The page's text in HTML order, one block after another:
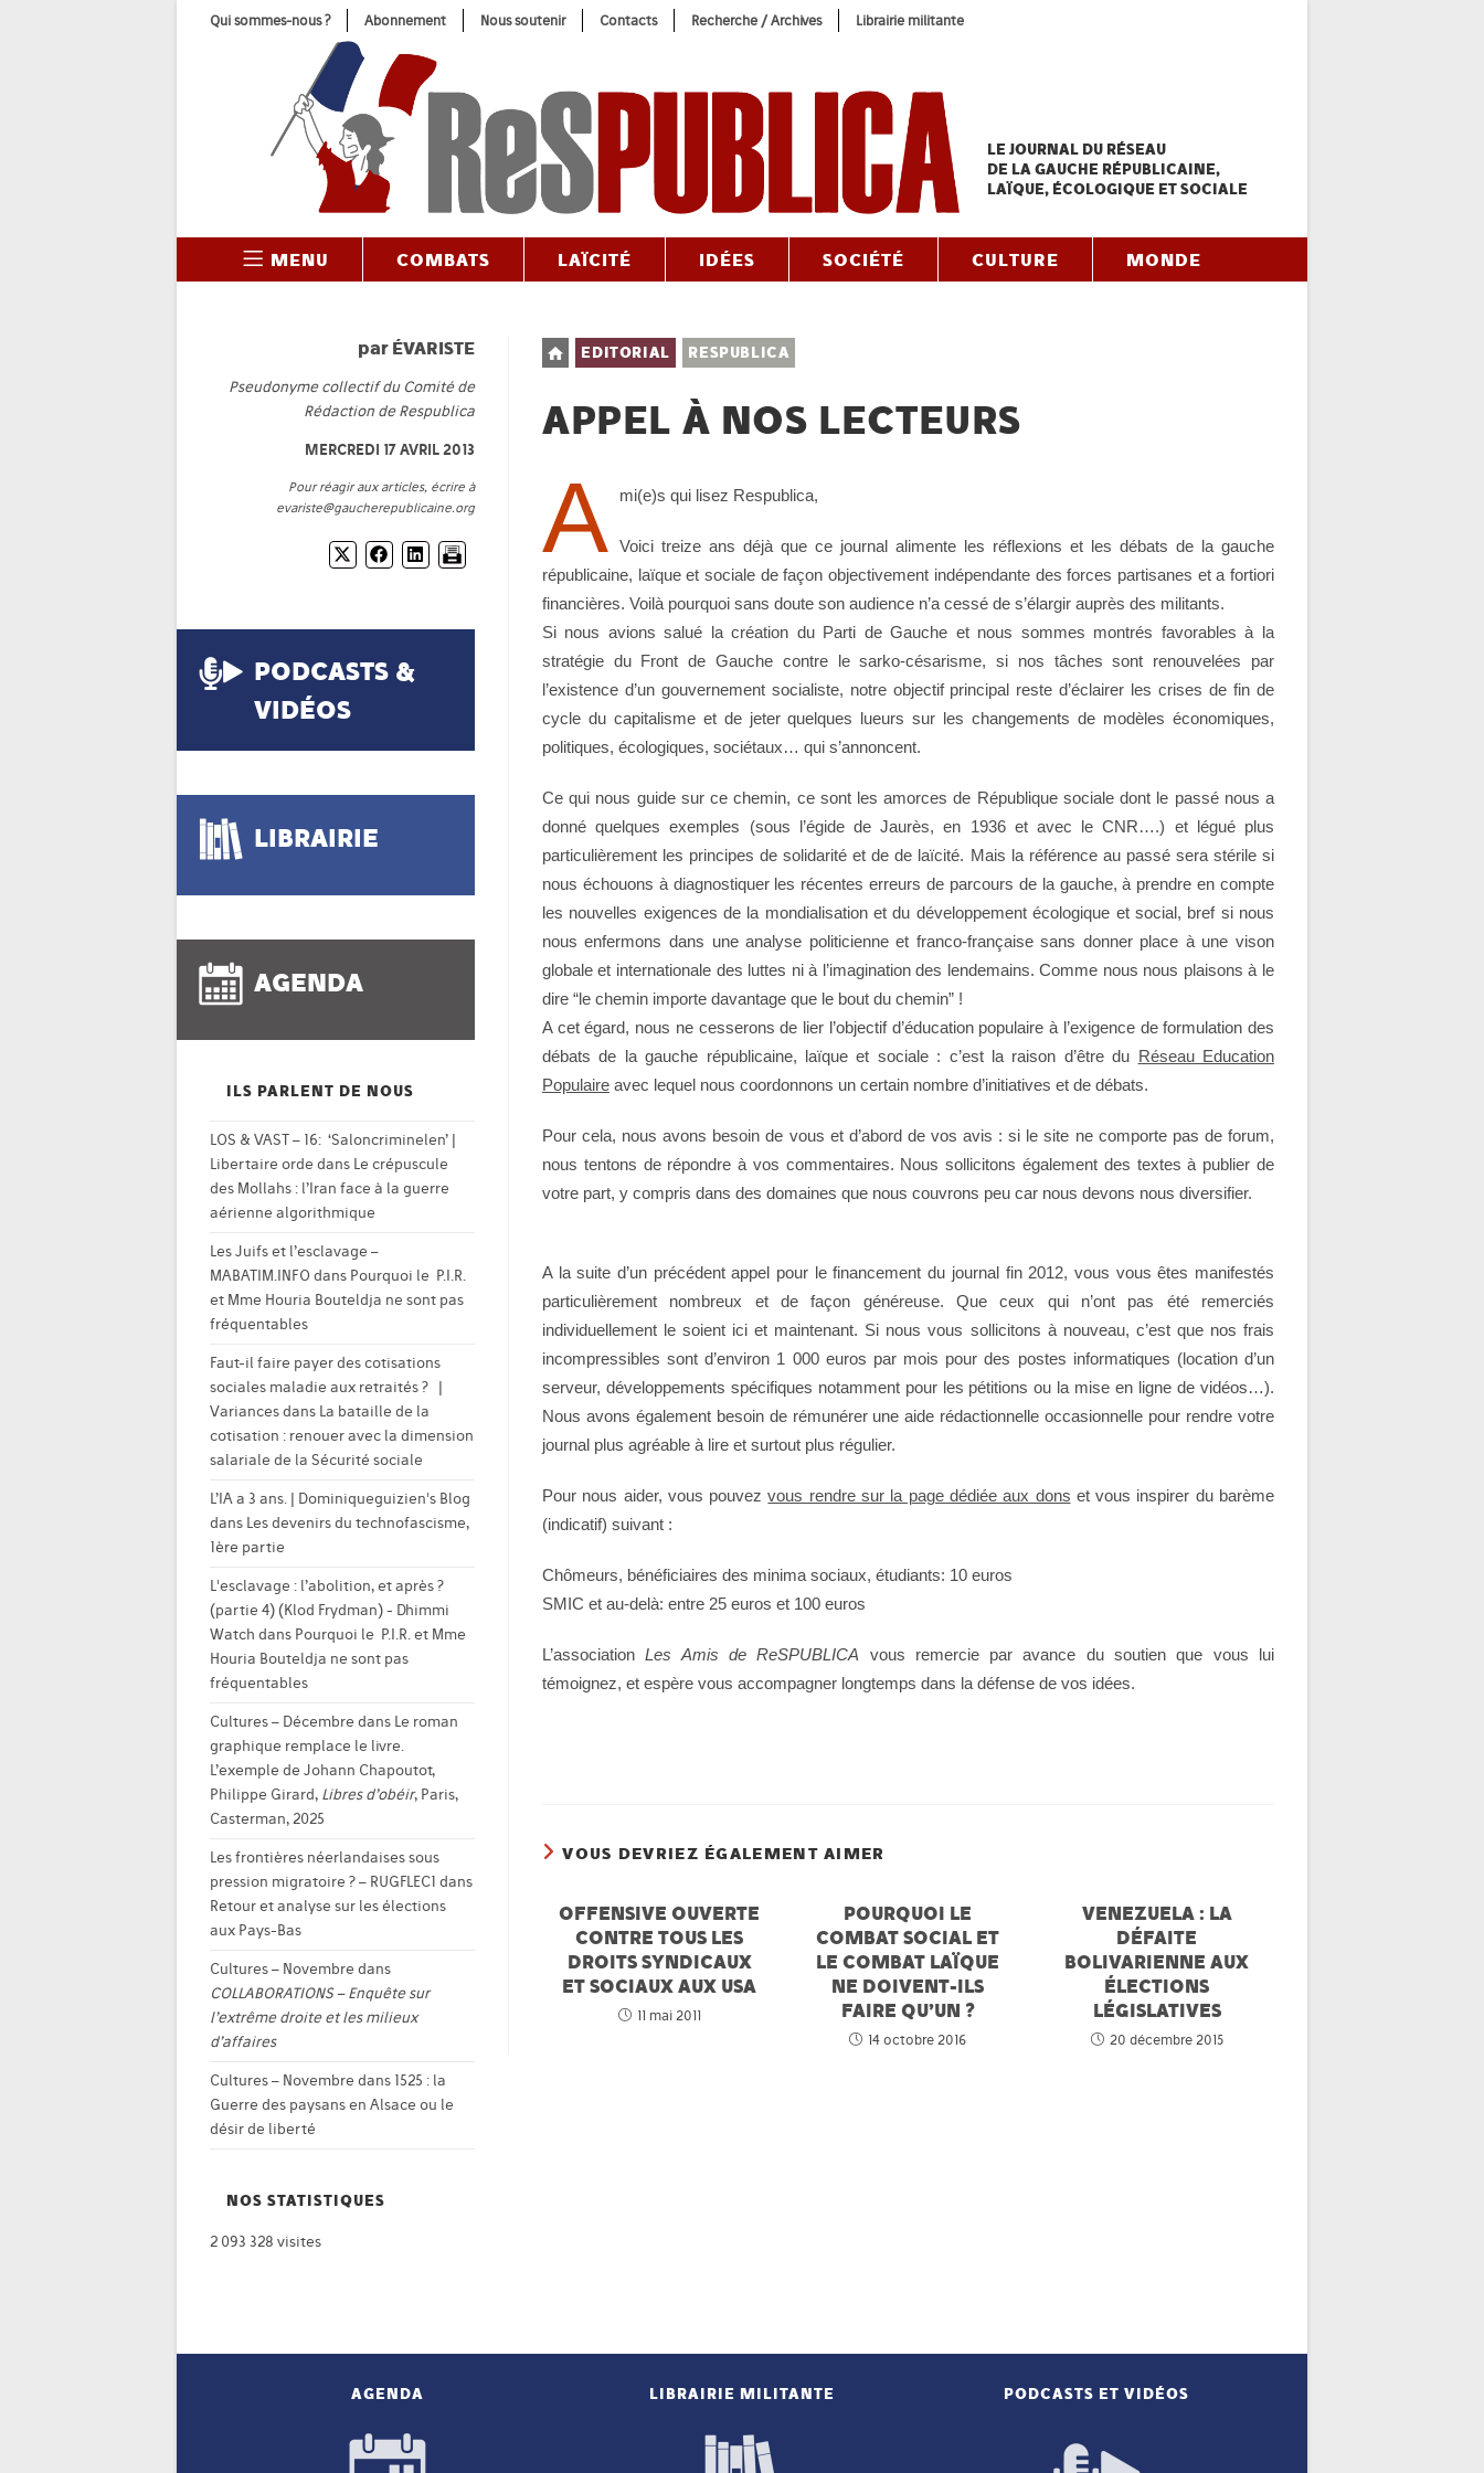
Qui sommes-nous ? Abonnement Nous soutenir Contacts Recherche / Archives Librairie militante
LE JOURNAL DU RÉSEAU
DE LA GAUCHE RÉPUBLICAINE,
LAÏQUE, ÉCOLOGIQUE ET SOCIALE
MENU COMBATS LAÏCITÉ IDÉES SOCIÉTÉ CULTURE MONDE
Post
category:
EDITORIAL RESPUBLICA
APPEL À NOS LECTEURS
A mi(e)s qui lisez Respublica,
Voici treize ans déjà que ce journalalimente les réflexions et les débats de la gauche
républicaine, laïque et sociale de façon objectivement indépendante des forces partisanes et a fortiori
financières. Voilà pourquoi sans doute son audience n’a cessé de s’élargir auprès des militants.
Si nous avions salué la création du Parti de Gauche et nous sommes montrés favorables à la
stratégie du Front de Gauche contre le sarko-césarisme, si nos tâches sont renouvelées par
l’existence d’un gouvernement socialiste, notre objectif principal reste d’éclairer les crises de fin de
cycle du capitalisme et de jeter quelques lueurs sur les changements de modèles économiques,
politiques, écologiques, sociétaux… qui s’annoncent.
Ce qui nous guide sur ce chemin, ce sont les amorces de République sociale dont le passé nous a
donné quelques exemples (sous l’égide de Jaurès, en 1936 et avec le CNR….) et légué plus
particulièrement les principes de solidarité et de de laïcité. Mais la référence au passé sera stérile si
nous échouons à diagnostiquer les récentes erreurs de parcours de la gauche, à prendre en compte
les nouvelles exigences de la mondialisation et du développement écologique et social, bref si nous
nous enfermons dans une analyse politicienne et franco-française sans donner place à une vison
globale et internationale des luttes ni à l’imagination des lendemains. Comme nous nous plaisons à le
dire “le chemin importe davantage que le bout du chemin” !
A cet égard, nous ne cesserons de lier l’objectif d’éducation populaire à l’exigence de formulation des
débats de la gauche républicaine, laïque et sociale : c’est la raison d’être du Réseau Education
Populaireavec lequel nous coordonnons un certain nombre d’initiatives et de débats.
Pour cela, nous avons besoin de vous et d’abord de vos avis : si le site ne comporte pas de forum,
nous tentons de répondre à vos commentaires. Nous sollicitons également des textes à publier de
votre part, y compris dans des domaines que nous couvrons peu car nous devons nous diversifier.
A la suite d’un précédent appel pour le financement du journal fin 2012, vous vous êtes manifestés
particulièrement nombreux et de façon généreuse. Que ceux qui n’ont pas été remerciés
individuellement le soient ici et maintenant. Si nous vous sollicitons à nouveau, c’est que nos frais
incompressibles sont d’environ 1 000 euros par mois pour des postes informatiques (location d’un
serveur, développements spécifiques notamment pour les pétitions ou la mise en ligne de vidéos…).
Nous avons également besoin de rémunérer une aide rédactionnelle occasionnelle pour rendre votre
journal plus agréable à lire et surtout plus régulier.
Pour nous aider, vous pouvezvous rendre sur la page dédiée aux dons et vous inspirer du barème
(indicatif) suivant :
Chômeurs, bénéficiaires des minima sociaux, étudiants: 10 euros
SMIC et au-delà: entre 25 euros et 100 euros
L’associationLes Amis de ReSPUBLICA vous remercie par avance du soutien que vous lui
témoignez, et espère vous accompagner longtemps dans la défense de vos idées.
VOUS DEVRIEZ ÉGALEMENT AIMER
OFFENSIVE OUVERTE
CONTRE TOUS LES
DROITS SYNDICAUX
ET SOCIAUX AUX USA
11 mai 2011
POURQUOI LE
COMBAT SOCIAL ET
LE COMBAT LAÏQUE
NE DOIVENT-ILS
FAIRE QU’UN ?
14 octobre 2016
VENEZUELA : LA
DÉFAITE
BOLIVARIENNE AUX
ÉLECTIONS
LÉGISLATIVES
20 décembre 2015
par ÉVARISTE
Pseudonyme collectif du Comité de
Rédaction de Respublica
MERCREDI 17 AVRIL 2013
Pour réagir aux articles, écrire à
evariste@gaucherepublicaine.org
PODCASTS &
VIDÉOS
LIBRAIRIE
AGENDA
ILS PARLENT DE NOUS
LOS & VAST – 16: ‘Saloncriminelen’ |
Libertaire orde dans Le crépuscule
des Mollahs : l’Iran face à la guerre
aérienne algorithmique
Les Juifs et l’esclavage –
MABATIM.INFO dans Pourquoi le P.I.R.
et Mme Houria Bouteldja ne sont pas
fréquentables
Faut-il faire payer des cotisations
sociales maladie aux retraités ? |
Variancesdans La bataille de la
cotisation : renouer avec la dimension
salariale de la Sécurité sociale
L’IA a 3 ans. | Dominiqueguizien's Blog
dans Les devenirs du technofascisme,
1ère partie
L'esclavage : l’abolition, et après ?
(partie 4) (Klod Frydman) - Dhimmi
Watch dans Pourquoi le P.I.R. et Mme
Houria Bouteldja ne sont pas
fréquentables
Cultures – Décembre dans Le roman
graphique remplace le livre.
L’exemple de Johann Chapoutot,
Philippe Girard, Libres d’obéir, Paris,
Casterman, 2025
Les frontières néerlandaises sous
pression migratoire ? – RUGFLEC1 dans
Retour et analyse sur les élections
aux Pays-Bas
Cultures – Novembre dans
COLLABORATIONS – Enquête sur
l’extrême droite et les milieux
d’affaires
Cultures – Novembre dans 1525 : la
Guerre des paysans en Alsace ou le
désir de liberté
NOS STATISTIQUES
2 093 328 visites
AGENDA LIBRAIRIE MILITANTE PODCASTS ET VIDÉOS